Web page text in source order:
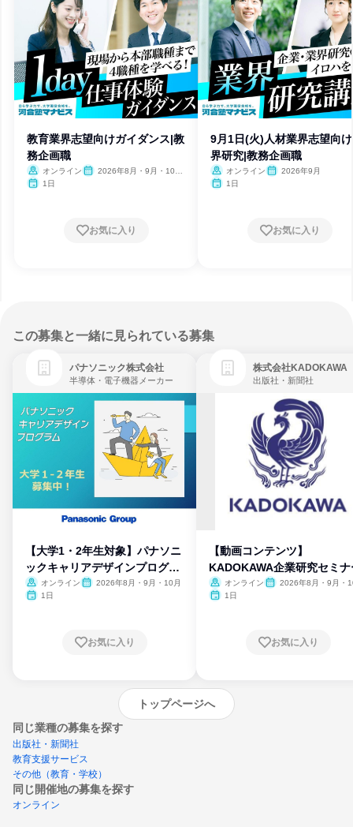
教育業界志望向けガイダンス|教
務企画職
オンライン
2026年8月・9月・10
1日
お気に入り
9月1日(火)人材業界志望向
界研究|教務企画職
オンライン
2026年9月
1日
お気に入り
この募集と一緒に見られている募集
パナソニック株式会社
半導体・電子機器メーカー
【大学1・2年生対象】パナソニ
ックキャリアデザインプログラ
ム
オンライン
2026年8月・9月・10月
1日
お気に入り
株式会社KADOKAWA
出版社・新聞社
【動画コンテンツ】
KADOKAWA企業研究セミナ
オンライン
2026年8月・9月・
1日
お気に入り
トップページへ
同じ業種の募集を探す
出版社・新聞社
教育支援サービス
その他（教育・学校）
同じ開催地の募集を探す
オンライン